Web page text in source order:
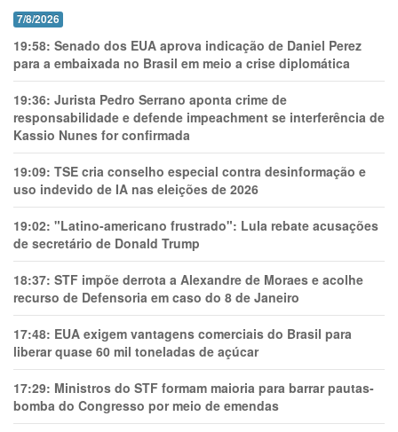
7/8/2026
19:58: Senado dos EUA aprova indicação de Daniel Perez
para a embaixada no Brasil em meio a crise diplomática
19:36: Jurista Pedro Serrano aponta crime de
responsabilidade e defende impeachment se interferência de
Kassio Nunes for confirmada
19:09: TSE cria conselho especial contra desinformação e
uso indevido de IA nas eleições de 2026
19:02: "Latino-americano frustrado": Lula rebate acusações
de secretário de Donald Trump
18:37: STF impõe derrota a Alexandre de Moraes e acolhe
recurso de Defensoria em caso do 8 de Janeiro
17:48: EUA exigem vantagens comerciais do Brasil para
liberar quase 60 mil toneladas de açúcar
17:29: Ministros do STF formam maioria para barrar pautas-
bomba do Congresso por meio de emendas